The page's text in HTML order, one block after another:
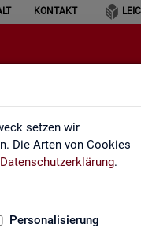
setzen wir
Die Arten von Cookies
Datenschutzerklärung.
Personalisierung
KONTAKT